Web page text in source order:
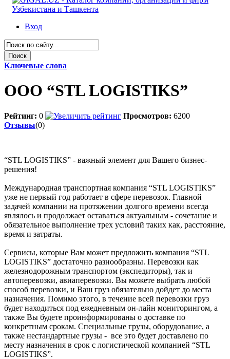
Вход
Ключевые слова
OOO “STL LOGISTIKS”
Рейтинг: 0 Просмотров: 6200
Отзывы(0)
“STL LOGISTIKS” - важный элемент для Вашего бизнес-
решения!
Международная транспортная компания “STL LOGISTIKS”
уже не первый год работает в сфере перевозок. Главной
задачей компании на протяжении долгого времени всегда
являлось и продолжает оставаться актуальным - сочетание и
обязательное выполнение трех условий таких как, расстояние,
время и затраты.
Сервисы, которые Вам может предложить компания “STL
LOGISTIKS” достаточно разнообразны. Перевозки как
железнодорожным транспортом (экспедиторы), так и
автоперевозки, авиаперевозки. Вы можете выбрать любой
способ перевозки, и Ваш груз обязательно дойдет до места
назначения. Помимо этого, в течение всей перевозки груз
будет находиться под ежедневным он-лайн мониторингом, а
также Вы будете проинформированы о доставке по
конкретным срокам. Специальные грузы, оборудование, а
также нестандартные грузы - все это будет доставлено по
месту назначения в срок с логистической компанией “STL
LOGISTIKS”.